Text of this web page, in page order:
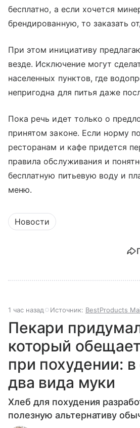
бесплатно, а если хочется
брендированную, то заказать
При этом инициативу
везде. Исключение могут
населенных пунктов, где
непригодна для питья даже
Пока речь идет только о
принятом законе. Если норму
ресторанам и кафе придется
правила обслуживания и
бесплатную питьевую воду и
меню.
Новости
1 час назад Источник: BestProducts
Пекари
который
при похудении: в
два вида муки
Хлеб для похудения
полезную альтернативу